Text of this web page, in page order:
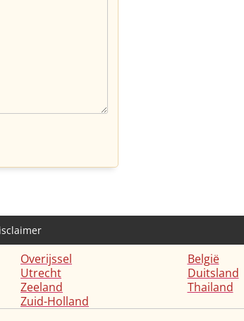
Overijssel
Utrecht
Zeeland
Zuid-Holland
België
Duitsland
Thailand